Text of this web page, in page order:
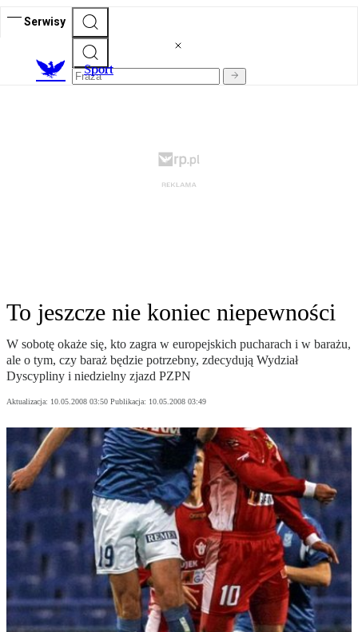
Serwisy
Sport
To jeszcze nie koniec niepewności
W sobotę okaże się, kto zagra w europejskich pucharach i w barażu,
ale o tym, czy baraż będzie potrzebny, zdecydują Wydział
Dyscypliny i niedzielny zjazd PZPN
Aktualizacja: 10.05.2008 03:50 Publikacja: 10.05.2008 03:49